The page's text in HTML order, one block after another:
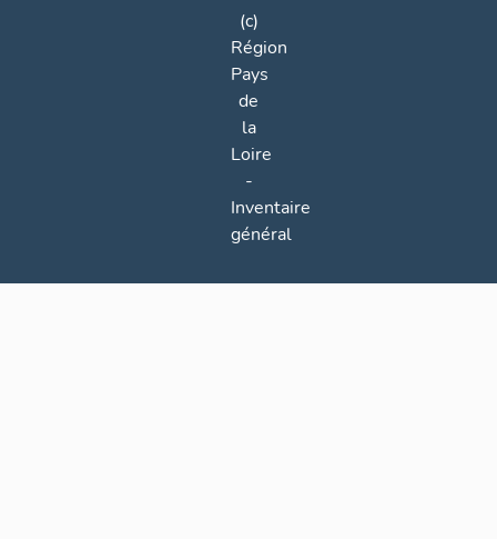
(c)
Région
Pays
de
la
Loire
-
Inventaire
général